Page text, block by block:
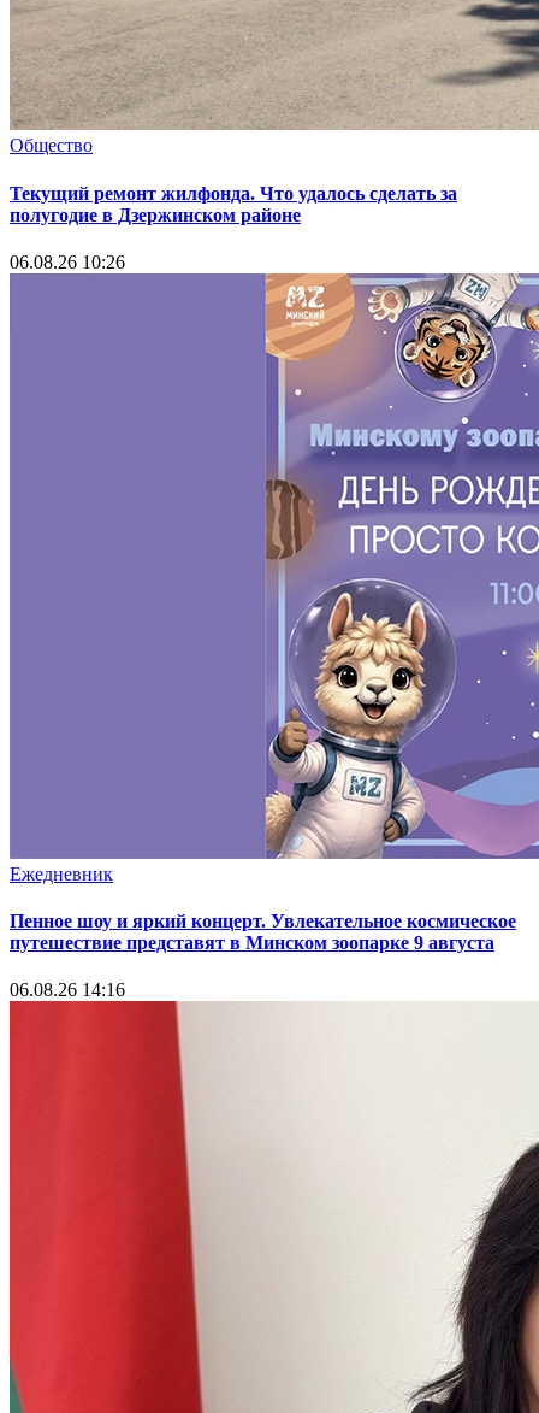
Общество
Текущий ремонт жилфонда. Что удалось сделать за
полугодие в Дзержинском районе
06.08.26 10:26
Ежедневник
Пенное шоу и яркий концерт. Увлекательное космическое
путешествие представят в Минском зоопарке 9 августа
06.08.26 14:16